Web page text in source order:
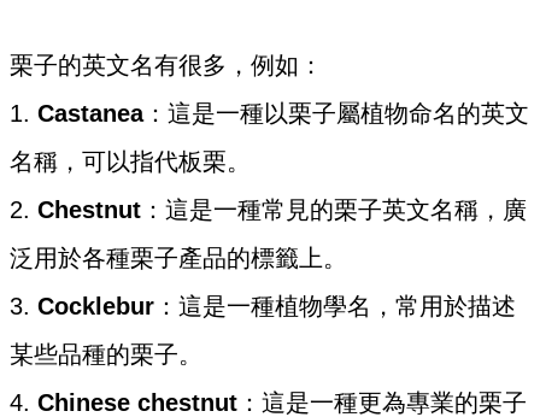
栗子的英文名有很多，例如：
1. Castanea：這是一種以栗子屬植物命名的英文
名稱，可以指代板栗。
2. Chestnut ：這是一種常見的栗子英文名稱，廣
泛用於各種栗子產品的標籤上。
3. Cocklebur ：這是一種植物學名，常用於描述
某些品種的栗子。
4. Chinese chestnut ：這是一種更為專業的栗子